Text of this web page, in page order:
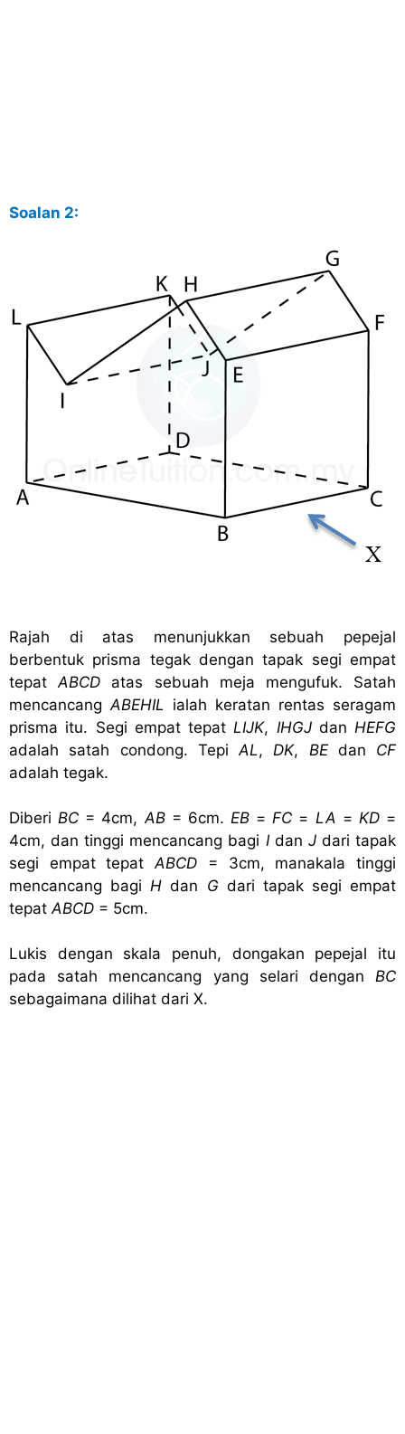
Soalan 2:
Rajah di atas menunjukkan sebuah pepejal
berbentuk prisma tegak dengan tapak segi empat
tepatABCD atas sebuah meja mengufuk. Satah
mencancangABEHIL ialah keratan rentas seragam
prisma itu. Segi empat tepatLIJK, IHGJdan HEFG
adalah satah condong. TepiAL,DK, BEdan CF
adalah tegak.
DiberiBC = 4cm,AB= 6cm.EB =FC = LA = KD=
4cm, dan tinggi mencancang bagi I dan Jdari tapak
segi empat tepatABCD = 3cm, manakala tinggi
mencancang bagiHdan G dari tapak segi empat
tepatABCD = 5cm.
Lukis dengan skala penuh, dongakan pepejal itu
pada satah mencancang yang selari dengan BC
sebagaimana dilihat dari X.